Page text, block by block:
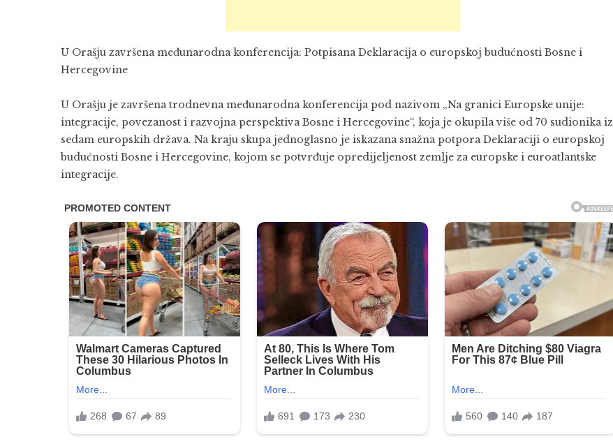
U Orašju završena međunarodna konferencija: Potpisana Deklaracija o europskoj budućnosti Bosne i
Hercegovine
U Orašju je završena trodnevna međunarodna konferencija pod nazivom „Na granici Europske unije:
integracije, povezanost i razvojna perspektiva Bosne i Hercegovine“, koja je okupila više od 70 sudionika iz
sedam europskih država. Na kraju skupa jednoglasno je iskazana snažna potpora Deklaraciji o europskoj
budućnosti Bosne i Hercegovine, kojom se potvrđuje opredijeljenost zemlje za europske i euroatlantske
integracije.